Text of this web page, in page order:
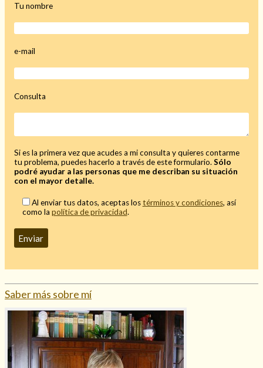
Cómo recuperar a mi ex
Hechizo de amor(593)
Infidelidad
Mis libros favoritos
Mi Blog
¿Qué es el tarot?
Tu nombre
e-mail
Consulta
Si es la primera vez que acudes a mi consulta y quieres contarme
tu problema, puedes hacerlo a través de este formulario.Sólo
podré ayudar a las personas que me describan su situación
con el mayor detalle.
Al enviar tus datos, aceptas lostérminos y condiciones, así
como la política de privacidad.
Saber más sobre mí